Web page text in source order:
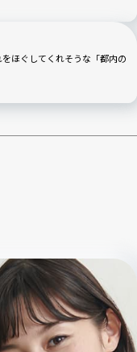
ほぐしてくれそうな「都内の